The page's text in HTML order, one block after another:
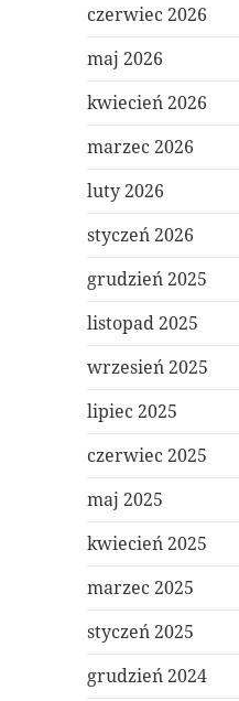
czerwiec 2026
maj 2026
kwiecień 2026
marzec 2026
luty 2026
styczeń 2026
grudzień 2025
listopad 2025
wrzesień 2025
lipiec 2025
czerwiec 2025
maj 2025
kwiecień 2025
marzec 2025
styczeń 2025
grudzień 2024